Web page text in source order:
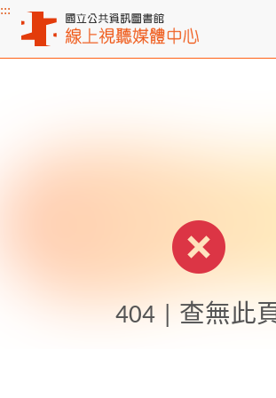
主要內容區塊
:::
404 | 查無此